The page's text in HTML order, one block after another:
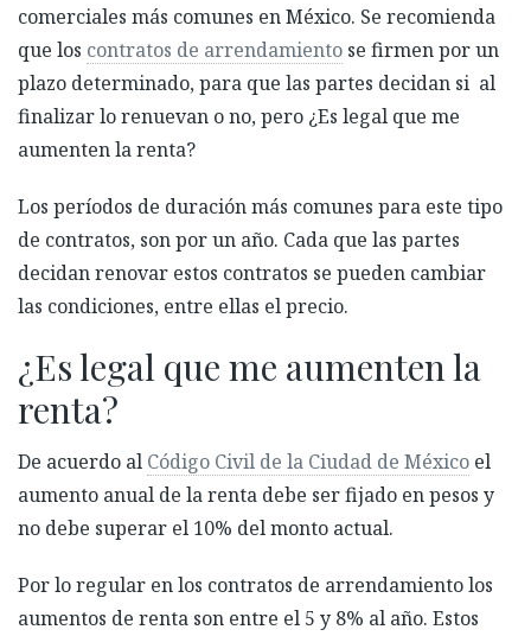
comerciales más comunes en México. Se recomienda
que los contratos de arrendamiento se firmen por un
plazo determinado, para que las partes decidan si al
finalizar lo renuevan o no, pero ¿Es legal que me
aumenten la renta?
Los períodos de duración más comunes para este tipo
de contratos, son por un año. Cada que las partes
decidan renovar estos contratos se pueden cambiar
las condiciones, entre ellas el precio.
¿Es legal que me aumenten la
renta?
De acuerdo al Código Civil de la Ciudad de México el
aumento anual de la renta debe ser fijado en pesos y
no debe superar el 10% del monto actual.
Por lo regular en los contratos de arrendamiento los
aumentos de renta son entre el 5 y 8% al año. Estos